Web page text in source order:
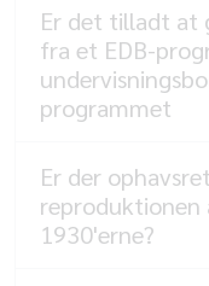
Er det tilladt at
fra et EDB-
programmet
Er der
reproduktionen
1930'erne?